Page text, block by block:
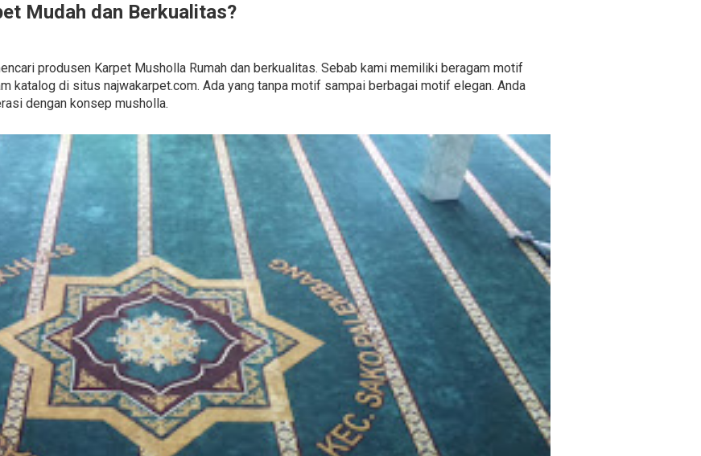
Mudah dan Berkualitas?
produsen Karpet Musholla Rumah dan berkualitas. Sebab kami memiliki beragam motif
katalog di situs najwakarpet.com. Ada yang tanpa motif sampai berbagai motif elegan. Anda
dengan konsep musholla.